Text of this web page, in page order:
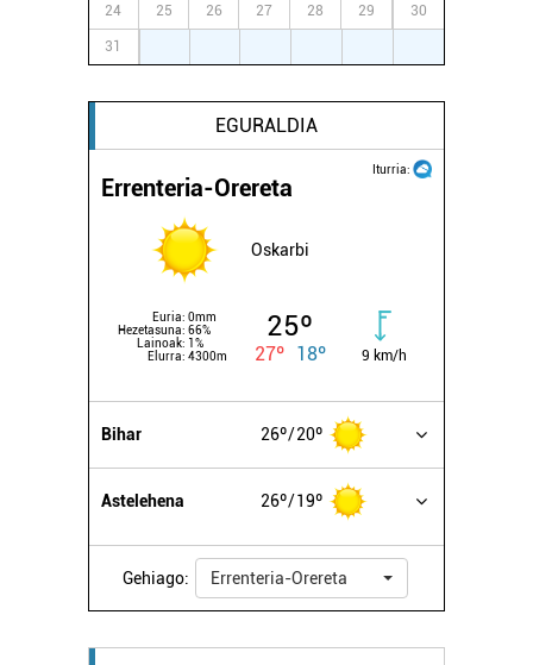
24 25 26 27 28 29 30
31
EGURALDIA
Iturria:
Errenteria-Orereta
Oskarbi
Euria: 0mm
Hezetasuna: 66%
Lainoak:
1%
Elurra: 4300m
25º
27º 18º 9 km/h
Bihar 26º 20º
Astelehena 26º 19º
Gehiago: Errenteria-Orereta